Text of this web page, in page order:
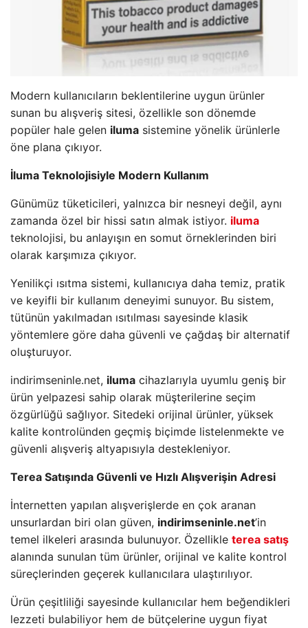
Modern kullanıcıların beklentilerine uygun ürünler
sunan bu alışveriş sitesi, özellikle son dönemde
popüler hale gelen iluma sistemine yönelik ürünlerle
öne plana çıkıyor.
İluma Teknolojisiyle Modern Kullanım
Günümüz tüketicileri, yalnızca bir nesneyi değil, aynı
zamanda özel bir hissi satın almak istiyor. iluma
teknolojisi, bu anlayışın en somut örneklerinden biri
olarak karşımıza çıkıyor.
Yenilikçi ısıtma sistemi, kullanıcıya daha temiz, pratik
ve keyifli bir kullanım deneyimi sunuyor. Bu sistem,
tütünün yakılmadan ısıtılması sayesinde klasik
yöntemlere göre daha güvenli ve çağdaş bir alternatif
oluşturuyor.
indirimseninle.net, iluma cihazlarıyla uyumlu geniş bir
ürün yelpazesi sahip olarak müşterilerine seçim
özgürlüğü sağlıyor. Sitedeki orijinal ürünler, yüksek
kalite kontrolünden geçmiş biçimde listelenmekte ve
güvenli alışveriş altyapısıyla destekleniyor.
Terea Satışında Güvenli ve Hızlı Alışverişin Adresi
İnternetten yapılan alışverişlerde en çok aranan
unsurlardan biri olan güven, indirimseninle.net’in
temel ilkeleri arasında bulunuyor. Özellikle terea satış
alanında sunulan tüm ürünler, orijinal ve kalite kontrol
süreçlerinden geçerek kullanıcılara ulaştırılıyor.
Ürün çeşitliliği sayesinde kullanıcılar hem beğendikleri
lezzeti bulabiliyor hem de bütçelerine uygun fiyat